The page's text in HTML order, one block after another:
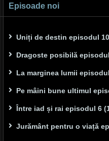
Episoade noi
Uniți de destin episodul
Dragoste posibilă
La marginea lumii
Pe mâini bune ultimul
Între iad și rai episodul 6
Jurământ pentru o viață